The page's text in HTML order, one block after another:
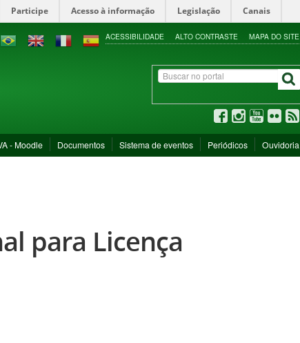
Participe Acesso à informação Legislação Canais
ACESSIBILIDADE ALTO CONTRASTE MAPA DO SITE
- Moodle Documentos Sistema de eventos Periódicos Ouvidoria
para Licença